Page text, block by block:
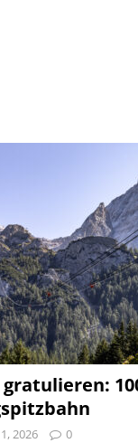
2026 0